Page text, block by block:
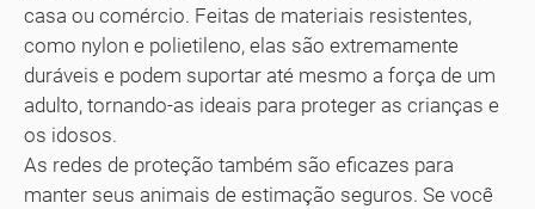
casa ou comércio. Feitas de materiais resistentes,
como nylon e polietileno, elas são extremamente
duráveis e podem suportar até mesmo a força de um
adulto, tornando-as ideais para proteger as crianças e
os idosos.
As redes de proteção também são eficazes para
manter seus animais de estimação seguros. Se você